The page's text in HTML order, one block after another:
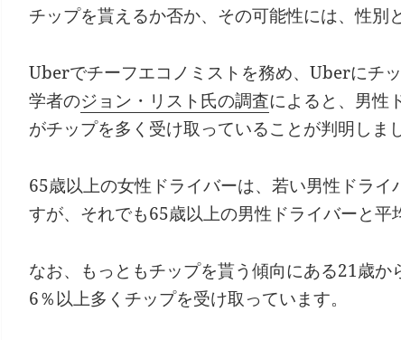
チップを貰えるか否か、その可能性には、性別
Uberでチーフエコノミストを務め、Uberにチ
学者のジョン・リスト氏の調査によると、男性
がチップを多く受け取っていることが判明しまし
65歳以上の女性ドライバーは、若い男性ドラ
すが、それでも65歳以上の男性ドライバーと平
なお、もっともチップを貰う傾向にある21歳
6％以上多くチップを受け取っています。